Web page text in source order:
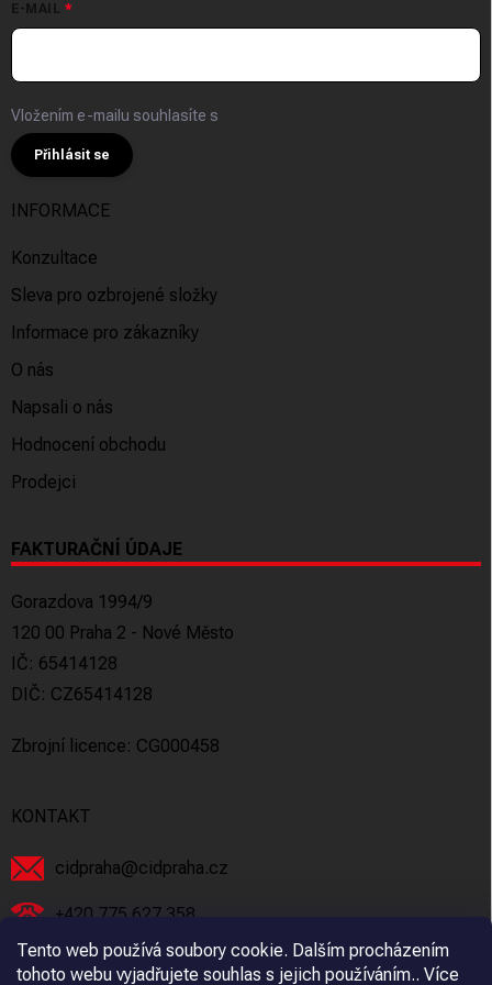
Tento web používá soubory cookie. Dalším procházením
tohoto webu vyjadřujete souhlas s jejich používáním.. Více
E-MAIL
Vložením e-mailu souhlasíte s
Přihlásit se
INFORMACE
Konzultace
Sleva pro ozbrojené složky
Informace pro zákazníky
O nás
Napsali o nás
Hodnocení obchodu
Prodejci
FAKTURAČNÍ ÚDAJE
Gorazdova 1994/9
120 00 Praha 2 - Nové Město
IČ: 65414128
DIČ: CZ65414128
Zbrojní licence: CG000458
KONTAKT
cidpraha@cidpraha.cz
+420 775 627 358
Facebook